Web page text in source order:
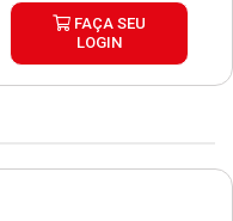
FAÇA SEU
LOGIN